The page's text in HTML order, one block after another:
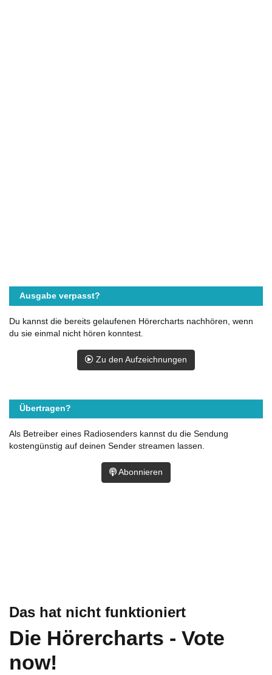
Das hat nicht funktioniert
Die Hörercharts - Vote
now!
Ausgabe verpasst?
Du kannst die bereits gelaufenen Hörercharts nachhören, wenn
du sie einmal nicht hören konntest.
Zu den Aufzeichnungen
Übertragen?
Als Betreiber eines Radiosenders kannst du die Sendung
kostengünstig auf deinen Sender streamen lassen.
Abonnieren